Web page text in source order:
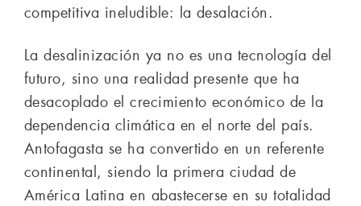
competitiva ineludible: la desalación.
La desalinización ya no es una tecnología del
futuro, sino una realidad presente que ha
desacoplado el crecimiento económico de la
dependencia climática en el norte del país.
Antofagasta se ha convertido en un referente
continental, siendo la primera ciudad de
América Latina en abastecerse en su totalidad